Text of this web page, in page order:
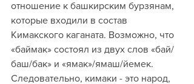
отношение к башкирским бурзянам,
которые входили в состав
Кимакского каганата. Возможно, что
«баймак» состоял из двух слов «бай/
баш/бак» и «ямак»/ямаш/йемек.
Следовательно, кимаки - это народ,